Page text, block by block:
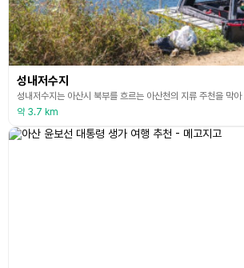
성내저수지
약 3.7 km